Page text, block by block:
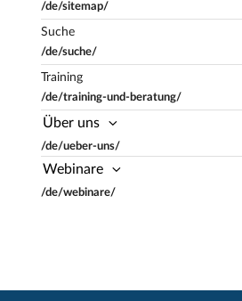
/de/sitemap/
Suche
/de/suche/
Training
/de/training-und-beratung/
Über uns
/de/ueber-uns/
Webinare
/de/webinare/